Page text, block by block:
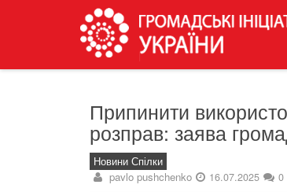
Припинити
розправ: заява
Новини Спілки
pavlo pushchenko 16.07.2025 0